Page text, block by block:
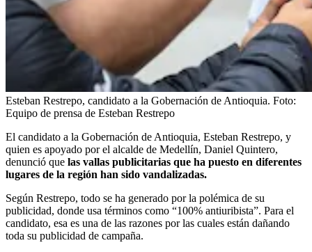
Esteban Restrepo, candidato a la Gobernación de Antioquia. Foto:
Equipo de prensa de Esteban Restrepo
El candidato a la Gobernación de Antioquia, Esteban Restrepo, y
quien es apoyado por el alcalde de Medellín, Daniel Quintero,
denunció que las vallas publicitarias que ha puesto en diferentes
lugares de la región han sido vandalizadas.
Según Restrepo, todo se ha generado por la polémica de su
publicidad, donde usa términos como “100% antiuribista”. Para el
candidato, esa es una de las razones por las cuales están dañando
toda su publicidad de campaña.